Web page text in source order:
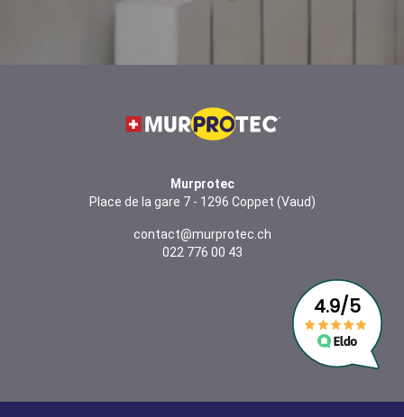
Murprotec
Place de la gare 7 - 1296 Coppet (Vaud)
contact@murprotec.ch
022 776 00 43